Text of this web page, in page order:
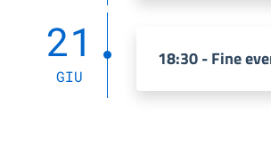
21
GIU
18:30 - Fine